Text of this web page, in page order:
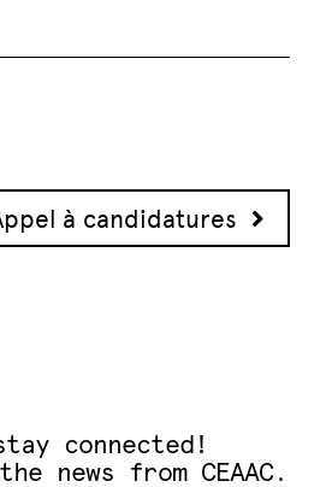
à candidatures
connected!
news from CEAAC.